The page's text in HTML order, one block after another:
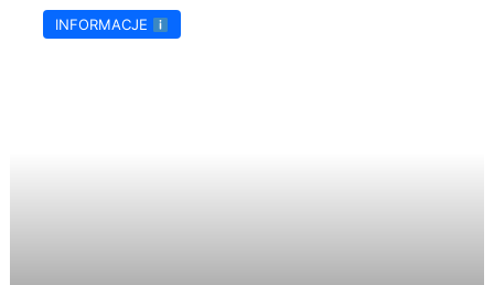
inspekcja
fotelikówINFORMACJE